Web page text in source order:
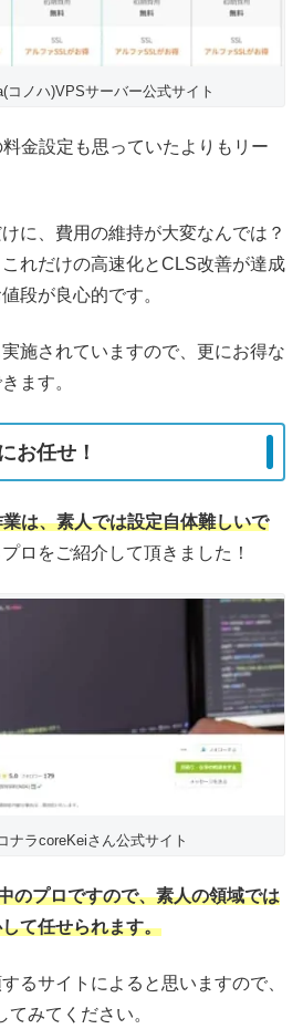
コノハ)VPSサーバー公式サイト
金設定も思っていたよりもリー
に、費用の維持が大変なんでは？
れだけの高速化とCLS改善が達成
段が良心的です。
施されていますので、更にお得な
ます。
お任せ！
は、素人では設定自体難しいで
ロをご紹介して頂きました！
ナラcoreKeiさん公式サイト
のプロですので、素人の領域では
て任せられます。
るサイトによると思いますので、
てみてください。